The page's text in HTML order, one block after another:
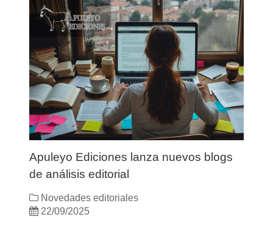
Apuleyo Ediciones lanza nuevos blogs
de análisis editorial
Novedades editoriales
22/09/2025